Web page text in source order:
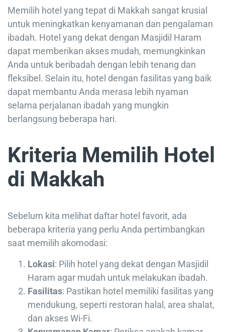
Memilih hotel yang tepat di Makkah sangat krusial
untuk meningkatkan kenyamanan dan pengalaman
ibadah. Hotel yang dekat dengan Masjidil Haram
dapat memberikan akses mudah, memungkinkan
Anda untuk beribadah dengan lebih tenang dan
fleksibel. Selain itu, hotel dengan fasilitas yang baik
dapat membantu Anda merasa lebih nyaman
selama perjalanan ibadah yang mungkin
berlangsung beberapa hari.
Kriteria Memilih Hotel
di Makkah
Sebelum kita melihat daftar hotel favorit, ada
beberapa kriteria yang perlu Anda pertimbangkan
saat memilih akomodasi:
Lokasi: Pilih hotel yang dekat dengan Masjidil
Haram agar mudah untuk melakukan ibadah.
Fasilitas: Pastikan hotel memiliki fasilitas yang
mendukung, seperti restoran halal, area shalat,
dan akses Wi-Fi.